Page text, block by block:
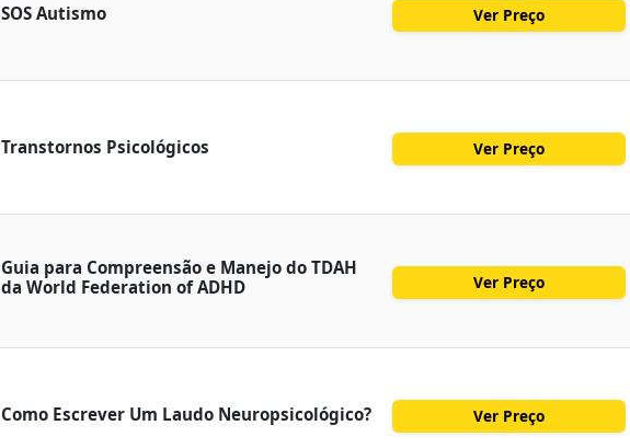
SOS Autismo Ver Preço
Transtornos Psicológicos Ver Preço
Guia para Compreensão e Manejo do TDAH
da World Federation of ADHD
Ver Preço
Como Escrever Um Laudo Neuropsicológico? Ver Preço